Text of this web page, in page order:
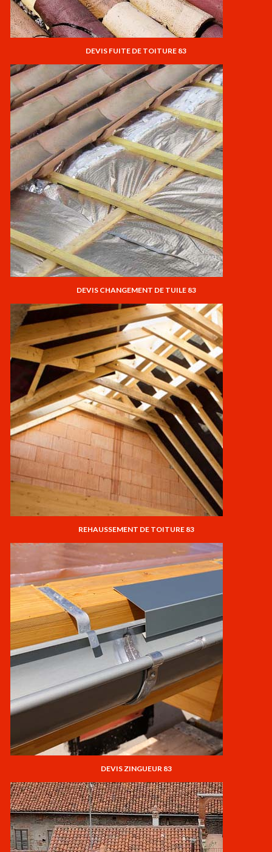
DEVIS FUITE DE TOITURE 83
DEVIS CHANGEMENT DE TUILE 83
REHAUSSEMENT DE TOITURE 83
DEVIS ZINGUEUR 83